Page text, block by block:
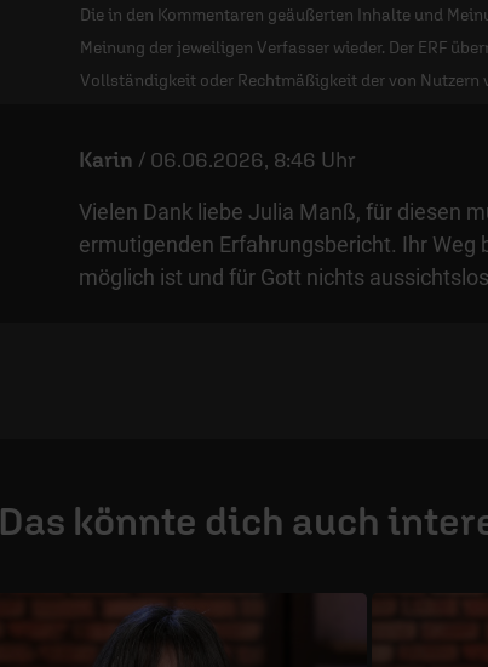
Die in den Kommentaren geäußerten Inhalte und
Meinung der jeweiligen Verfasser wieder. Der ERF
Vollständigkeit oder Rechtmäßigkeit der von Nutzern
Karin / 06.06.2026, 8:46 Uhr
Vielen Dank liebe Julia Manß, für diesen
ermutigenden Erfahrungsbericht. Ihr
möglich ist und für Gott nichts
Das könnte dich auch